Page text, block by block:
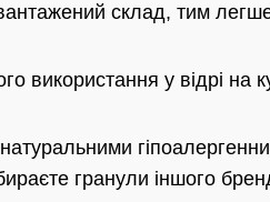
склад, тим легше
використання у відрі на
гранули іншого